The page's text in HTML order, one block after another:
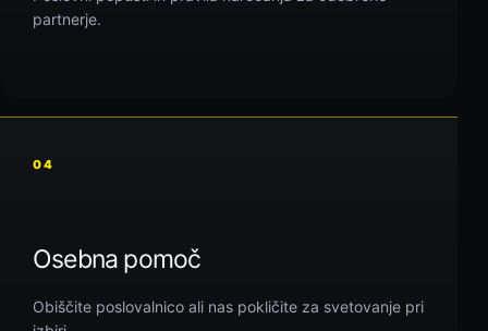
partnerje.
04
Osebna pomoč
Obiščite poslovalnico ali nas pokličite za svetovanje pri